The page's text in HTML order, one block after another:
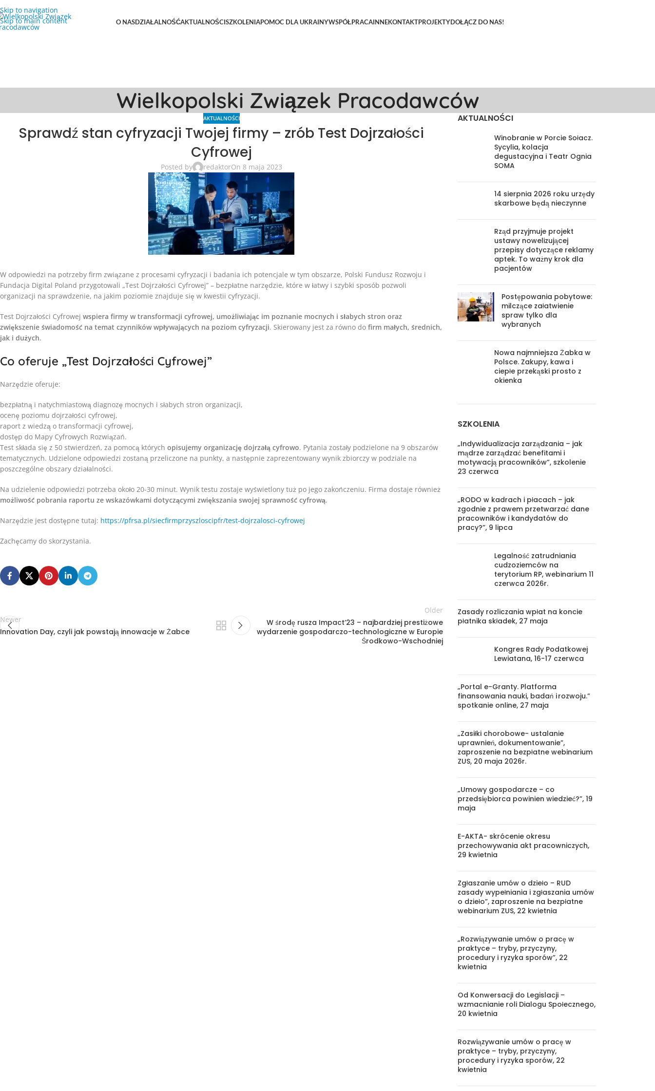
Skip to navigation
Skip to main content
O NASDZIAŁALNOŚĆAKTUALNOŚCISZKOLENIAPOMOC DLA UKRAINYWSPÓŁPRACAINNEKONTAKTPROJEKTYDOŁĄCZ DO NAS!
Wielkopolski Związek Pracodawców
AKTUALNOŚCI
Sprawdź stan cyfryzacji Twojej firmy – zrób Test Dojrzałości
Cyfrowej
Posted by redaktorOn 8 maja 2023
W odpowiedzi na potrzeby firm związane z procesami cyfryzacji i badania ich potencjale w tym obszarze, Polski Fundusz Rozwoju i
Fundacja Digital Poland przygotowali „Test Dojrzałości Cyfrowej” – bezpłatne narzędzie, które w łatwy i szybki sposób pozwoli
organizacji na sprawdzenie, na jakim poziomie znajduje się w kwestii cyfryzacji.
Test Dojrzałości Cyfrowej wspiera firmy w transformacji cyfrowej, umożliwiając im poznanie mocnych i słabych stron oraz
zwiększenie świadomość na temat czynników wpływających na poziom cyfryzacji. Skierowany jest za równo do firm małych, średnich,
jak i dużych.
Co oferuje „Test Dojrzałości Cyfrowej”
Narzędzie oferuje:
bezpłatną i natychmiastową diagnozę mocnych i słabych stron organizacji,
ocenę poziomu dojrzałości cyfrowej,
raport z wiedzą o transformacji cyfrowej,
dostęp do Mapy Cyfrowych Rozwiązań.
Test składa się z 50 stwierdzeń, za pomocą których opisujemy organizację dojrzałą cyfrowo. Pytania zostały podzielone na 9 obszarów
tematycznych. Udzielone odpowiedzi zostaną przeliczone na punkty, a następnie zaprezentowany wynik zbiorczy w podziale na
poszczególne obszary działalności.
Na udzielenie odpowiedzi potrzeba około 20-30 minut. Wynik testu zostaje wyświetlony tuż po jego zakończeniu. Firma dostaje również
możliwość pobrania raportu ze wskazówkami dotyczącymi zwiększania swojej sprawność cyfrową.
Narzędzie jest dostępne tutaj: https://pfrsa.pl/siecfirmprzyszloscipfr/test-dojrzalosci-cyfrowej
Zachęcamy do skorzystania.
Newer
Innovation Day, czyli jak powstają innowacje w Żabce
Older
W środę rusza Impact’23 – najbardziej prestiżowe
wydarzenie gospodarczo-technologiczne w Europie
Środkowo-Wschodniej
AKTUALNOŚCI
Winobranie w Porcie Sołacz.
Sycylia, kolacja
degustacyjna i Teatr Ognia
SOMA
14 sierpnia 2026 roku urzędy
skarbowe będą nieczynne
Rząd przyjmuje projekt
ustawy nowelizującej
przepisy dotyczące reklamy
aptek. To ważny krok dla
pacjentów
Postępowania pobytowe:
milczące załatwienie
spraw tylko dla
wybranych
Nowa najmniejsza Żabka w
Polsce. Zakupy, kawa i
ciepłe przekąski prosto z
okienka
SZKOLENIA
„Indywidualizacja zarządzania – jak
mądrze zarządzać benefitami i
motywacją pracowników”, szkolenie
23 czerwca
„RODO w kadrach i płacach – jak
zgodnie z prawem przetwarzać dane
pracowników i kandydatów do
pracy?”, 9 lipca
Legalność zatrudniania
cudzoziemców na
terytorium RP, webinarium 11
czerwca 2026r.
Zasady rozliczania wpłat na koncie
płatnika składek, 27 maja
Kongres Rady Podatkowej
Lewiatana, 16-17 czerwca
„Portal e-Granty. Platforma
finansowania nauki, badań i rozwoju.”
spotkanie online, 27 maja
„Zasiłki chorobowe- ustalanie
uprawnień, dokumentowanie”,
zaproszenie na bezpłatne webinarium
ZUS, 20 maja 2026r.
„Umowy gospodarcze – co
przedsiębiorca powinien wiedzieć?”, 19
maja
E-AKTA- skrócenie okresu
przechowywania akt pracowniczych,
29 kwietnia
Zgłaszanie umów o dzieło – RUD
zasady wypełniania i zgłaszania umów
o dzieło”, zaproszenie na bezpłatne
webinarium ZUS, 22 kwietnia
„Rozwiązywanie umów o pracę w
praktyce – tryby, przyczyny,
procedury i ryzyka sporów”, 22
kwietnia
Od Konwersacji do Legislacji –
wzmacnianie roli Dialogu Społecznego,
20 kwietnia
Rozwiązywanie umów o pracę w
praktyce – tryby, przyczyny,
procedury i ryzyka sporów, 22
kwietnia